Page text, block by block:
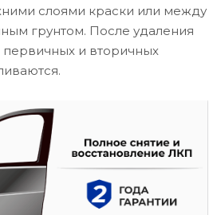
слоями краски или между
грунтом. После удаления
и вторичных